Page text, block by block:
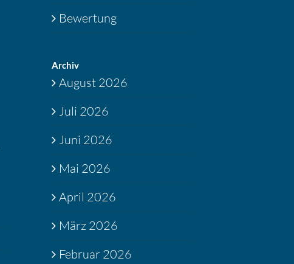
Bewertung
Archiv
August 2026
Juli 2026
Juni 2026
Mai 2026
April 2026
März 2026
Februar 2026